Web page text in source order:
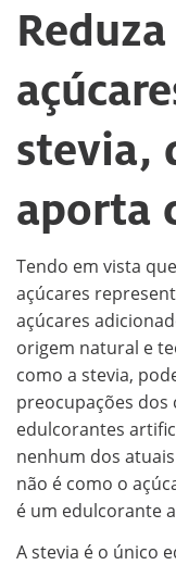
stevia,
aporta
Tendo em vista
açúcares
açúcares
origem natural e
como a stevia,
preocupações
edulcorantes
nenhum dos
não é como o
é um edulcorante
A stevia é o único